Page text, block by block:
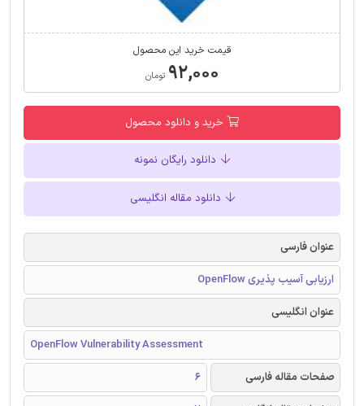
قیمت خرید این محصول
۹۲,۰۰۰ تومان
خرید و دانلود محصول
دانلود رایگان نمونه
دانلود مقاله انگلیسی
عنوان فارسی
ارزیابی آسیب پذیری OpenFlow
عنوان انگلیسی
OpenFlow Vulnerability Assessment
صفحات مقاله فارسی
6